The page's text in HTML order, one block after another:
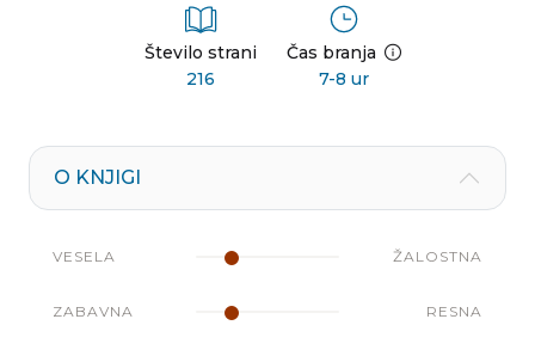
Število strani
216
Čas branja
7-8 ur
O KNJIGI
VESELA ŽALOSTNA
ZABAVNA RESNA